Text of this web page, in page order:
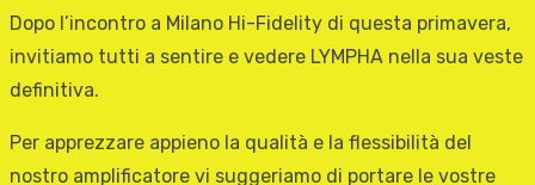
Dopo l’incontro a Milano Hi-Fidelity di questa primavera,
invitiamo tutti a sentire e vedere LYMPHA nella sua veste
definitiva.
Per apprezzare appieno la qualità e la flessibilità del
nostro amplificatore vi suggeriamo di portare le vostre